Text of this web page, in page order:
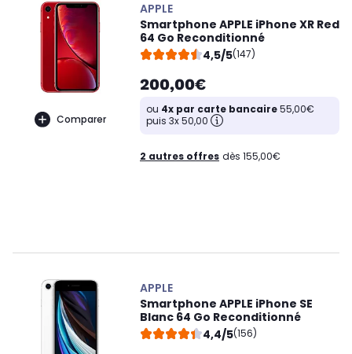
Comparer
APPLE
Smartphone APPLE iPhone XR Red
64 Go Reconditionné
4,5/5(147)
200,00€
ou 4x par carte bancaire55,00€
puis 3x 50,00
2 autres offres dès 155,00€
APPLE
Smartphone APPLE iPhone SE
Blanc 64 Go Reconditionné
4,4/5(156)